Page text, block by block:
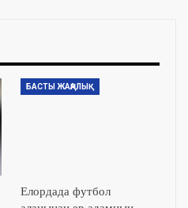
БАСТЫ ЖАҢАЛЫҚ
Елордада футбол